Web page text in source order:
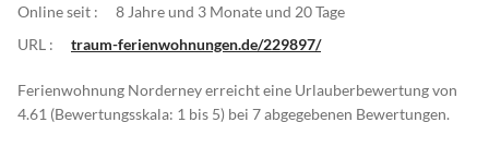
Online seit :
8 Jahre und 3 Monate und 20 Tage
URL :
traum-ferienwohnungen.de/229897/
Ferienwohnung Norderney erreicht eine Urlauberbewertung von
4.61 (Bewertungsskala: 1 bis 5) bei 7 abgegebenen Bewertungen.